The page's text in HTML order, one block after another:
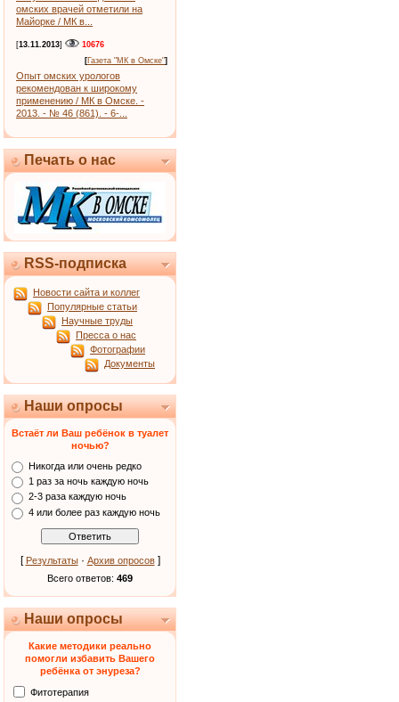
омских врачей отметили на
Майорке / МК в...
[13.11.2013]
10676
[Газета "МК в Омске"]
Опыт омских урологов
рекомендован к широкому
применению / МК в Омске. -
2013. - № 46 (861). - 6-...
Печать о нас
RSS-подписка
Новости сайта и коллег
Популярные статьи
Научные труды
Пресса о нас
Фотографии
Документы
Наши опросы
Встаёт ли Ваш ребёнок в туалет
ночью?
Никогда или очень редко
1 раз за ночь каждую ночь
2-3 раза каждую ночь
4 или более раз каждую ночь
[ Результаты· Архив опросов]
Всего ответов: 469
Наши опросы
Какие методики реально
помогли избавить Вашего
ребёнка от энуреза?
Фитотерапия